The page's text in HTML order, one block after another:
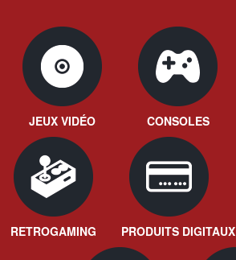
JEUX VIDÉO CONSOLES
RETROGAMING PRODUITS DIGITAUX